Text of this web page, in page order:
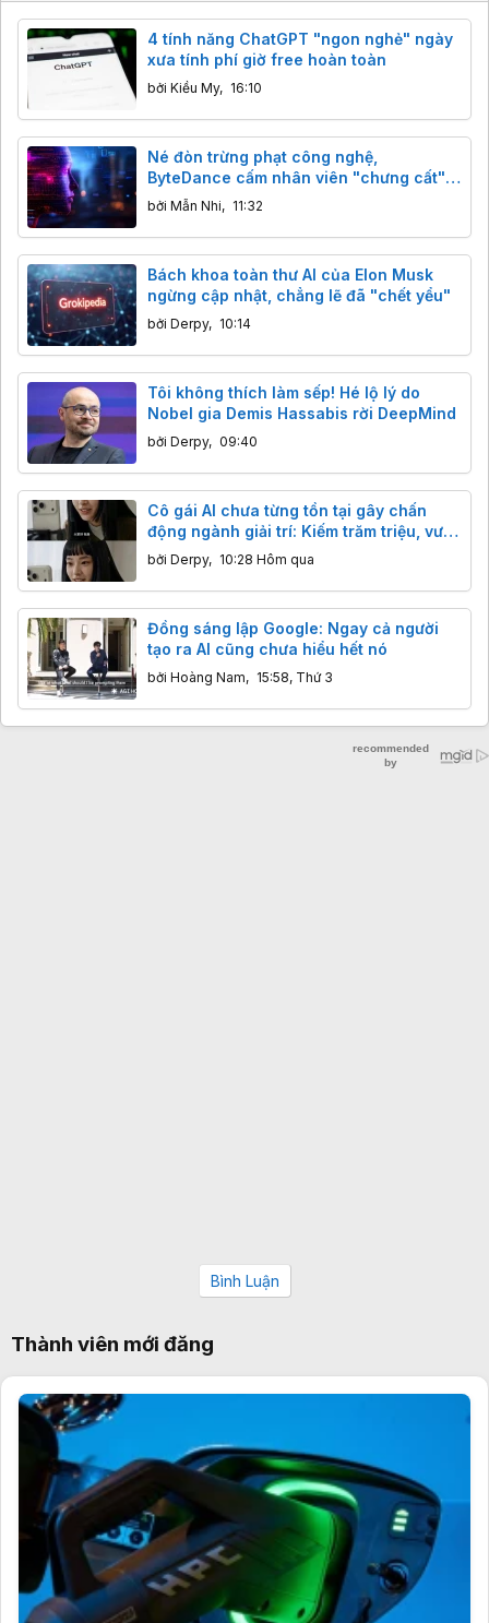
4 tính năng ChatGPT "ngon nghẻ" ngày
xưa tính phí giờ free hoàn toàn
bởi Kiều My, 16:10
Né đòn trừng phạt công nghệ,
ByteDance cấm nhân viên "chưng cất"
mô hình AI Mỹ
bởi Mẫn Nhi, 11:32
Bách khoa toàn thư AI của Elon Musk
ngừng cập nhật, chẳng lẽ đã "chết yểu"
bởi Derpy, 10:14
Tôi không thích làm sếp! Hé lộ lý do
Nobel gia Demis Hassabis rời DeepMind
bởi Derpy, 09:40
Cô gái AI chưa từng tồn tại gây chấn
động ngành giải trí: Kiếm trăm triệu, vượt
mặt sao thật
bởi Derpy, 10:28 Hôm qua
Đồng sáng lập Google: Ngay cả người
tạo ra AI cũng chưa hiểu hết nó
bởi Hoàng Nam, 15:58, Thứ 3
Bình Luận
Thành viên mới đăng